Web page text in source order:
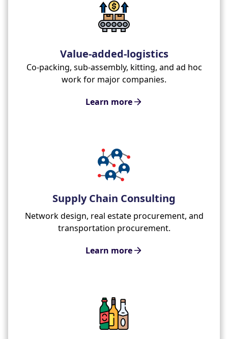
Value-added-logistics
Co-packing, sub-assembly, kitting, and ad hoc
work for major companies.
Learn more
Supply Chain Consulting
Network design, real estate procurement, and
transportation procurement.
Learn more